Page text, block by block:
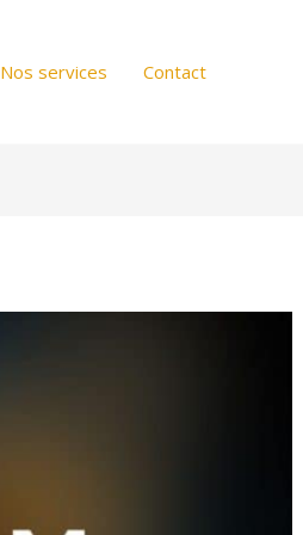
Nos services Contact